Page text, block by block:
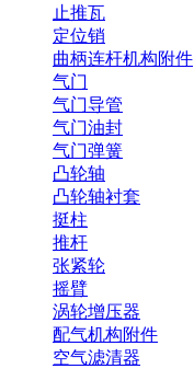
止推瓦
定位销
曲柄连杆机构附件
气门
气门导管
气门油封
气门弹簧
凸轮轴
凸轮轴衬套
挺柱
推杆
张紧轮
摇臂
涡轮增压器
配气机构附件
空气滤清器